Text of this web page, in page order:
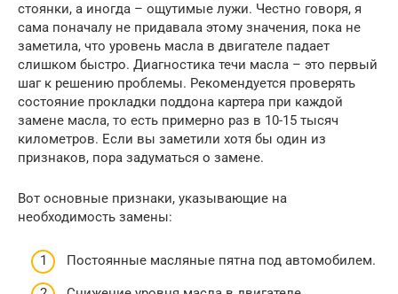
стоянки, а иногда – ощутимые лужи. Честно говоря, я
сама поначалу не придавала этому значения, пока не
заметила, что уровень масла в двигателе падает
слишком быстро. Диагностика течи масла – это первый
шаг к решению проблемы. Рекомендуется проверять
состояние прокладки поддона картера при каждой
замене масла, то есть примерно раз в 10-15 тысяч
километров. Если вы заметили хотя бы один из
признаков, пора задуматься о замене.
Вот основные признаки, указывающие на
необходимость замены:
Постоянные масляные пятна под автомобилем.